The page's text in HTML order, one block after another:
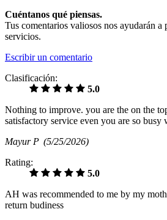
Cuéntanos qué piensas.
Tus comentarios valiosos nos ayudarán a
servicios.
Escribir un comentario
Clasificación:
5.0
Nothing to improve. you are the on the
satisfactory service even you are so busy
Mayur P (5/25/2026)
Rating:
5.0
AH was recommended to me by my
return budiness